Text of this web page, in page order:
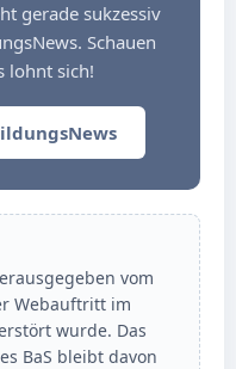
gerade sukzessiv
Schauen
lohnt sich!
vom
Webauftritt im
wurde. Das
BaS bleibt davon